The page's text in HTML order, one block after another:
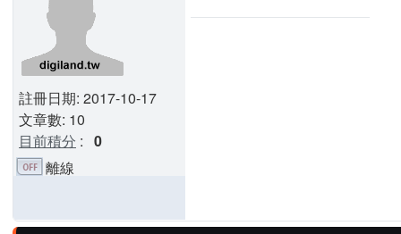
註冊日期: 2017-10-17
文章數: 10
目前積分 : 0
離線